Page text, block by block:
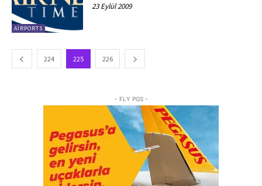
AIRPORTS
23 Eylül 2009
224 225 226
- FLY PGS -